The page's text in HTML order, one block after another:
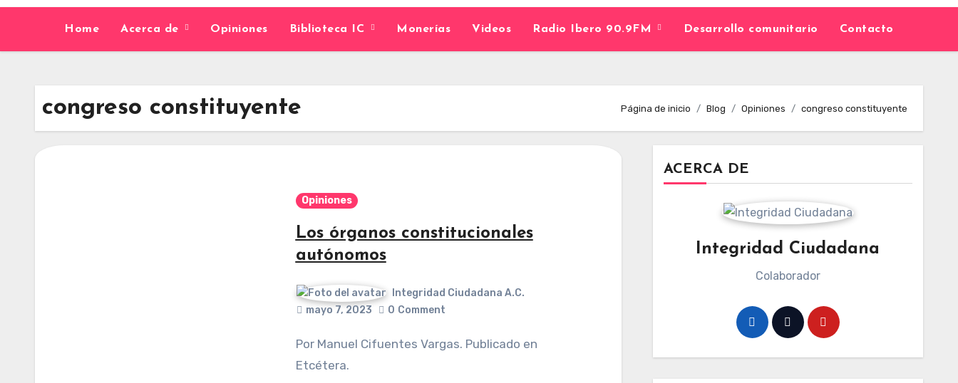
Home Acerca de Opiniones Biblioteca IC Monerías Videos Radio Ibero 90.9FM Desarrollo comunitario Contacto
congreso constituyente Página de inicio Blog Opiniones congreso constituyente
Opiniones
Los órganos constitucionales
autónomos
Integridad Ciudadana A.C.
mayo 7, 2023
0 Comment
Por Manuel Cifuentes Vargas. Publicado en
Etcétera.
ACERCA DE
Integridad Ciudadana
Colaborador